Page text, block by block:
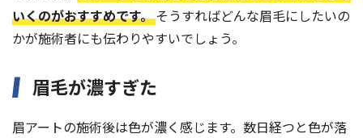
いくのがおすすめです。そうすればどんな眉毛にしたいの
かが施術者にも伝わりやすいでしょう。
眉毛が濃すぎた
眉アートの施術後は色が濃く感じます。数日経つと色が落